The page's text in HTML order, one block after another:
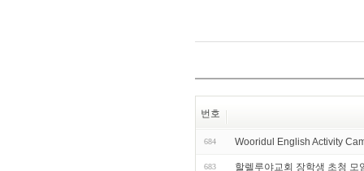
번호
684 Wooridul English Activity
683 할렐루야교회 장학생 초청 모